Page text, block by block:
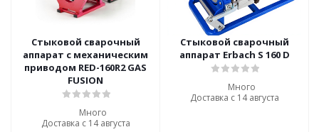
Стыковой сварочный
аппарат с механическим
приводом RED-160R2 GAS
FUSION
Много
Доставка с 14 августа
Стыковой сварочный
аппарат Erbach S 160 D
Много
Доставка с 14 августа